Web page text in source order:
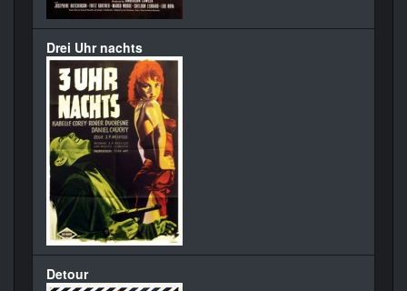
Drei Uhr nachts
Detour